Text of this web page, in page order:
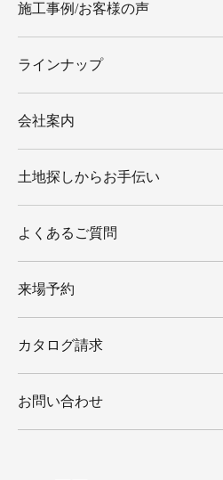
施工事例/お客様の声
ラインナップ
会社案内
土地探しからお手伝い
よくあるご質問
来場予約
カタログ請求
お問い合わせ